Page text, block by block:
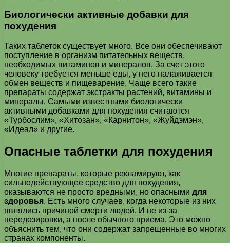
Биологически активные добавки для
похудения
Таких таблеток существует много. Все они обеспечивают
поступление в организм питательных веществ,
необходимых витаминов и минералов. За счет этого
человеку требуется меньше еды, у него налаживается
обмен веществ и пищеварение. Чаще всего такие
препараты содержат экстракты растений, витамины и
минералы. Самыми известными биологически
активными добавками для похудения считаются
«Турбослим», «Хитозан», «Карнитон», «Жуйдэмэн»,
«Идеал» и другие.
Опасные таблетки для похудения
Многие препараты, которые рекламируют, как
сильнодействующее средство для похудения,
оказываются не просто вредными, но опасными для
здоровья. Есть много случаев, когда некоторые из них
являлись причиной смерти людей. И не из-за
передозировки, а после обычного приема. Это можно
объяснить тем, что они содержат запрещенные во многих
странах компоненты.